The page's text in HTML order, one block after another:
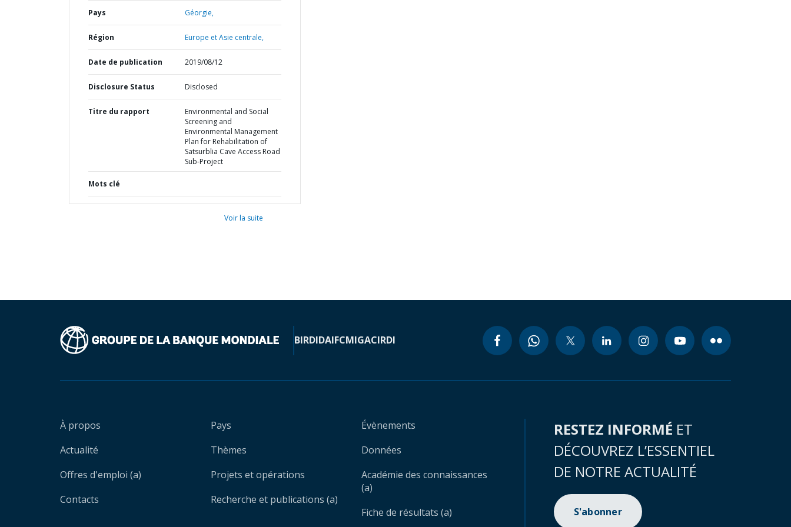
Pays Géorgie,
Région Europe et Asie centrale,
Date de publication 2019/08/12
Disclosure Status Disclosed
Titre du rapport
Environmental and Social
Screening and
Environmental Management
Plan for Rehabilitation of
Satsurblia Cave Access Road
Sub-Project
Mots clé
Voir la suite
BIRDIDAIFCMIGACIRDI
À propos
Actualité
Offres d'emploi (a)
Contacts
Pays
Thèmes
Projets et opérations
Recherche et publications (a)
Évènements
Données
Académie des connaissances
(a)
Fiche de résultats (a)
RESTEZ INFORMÉ ET
DÉCOUVREZ L’ESSENTIEL
DE NOTRE ACTUALITÉ
S'abonner